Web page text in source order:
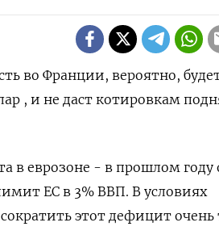
во Франции, вероятно,
, и не даст котировкам
в еврозоне - в прошлом году
ЕС в 3% ВВП. В условиях
этот дефицит очень